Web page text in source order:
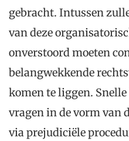
gebracht. Intussen
van deze
onverstoord moeten
belangwekkende
komen te liggen.
vragen in de vorm van
via prejudiciële